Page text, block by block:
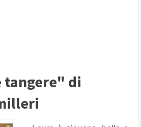
tangere" di